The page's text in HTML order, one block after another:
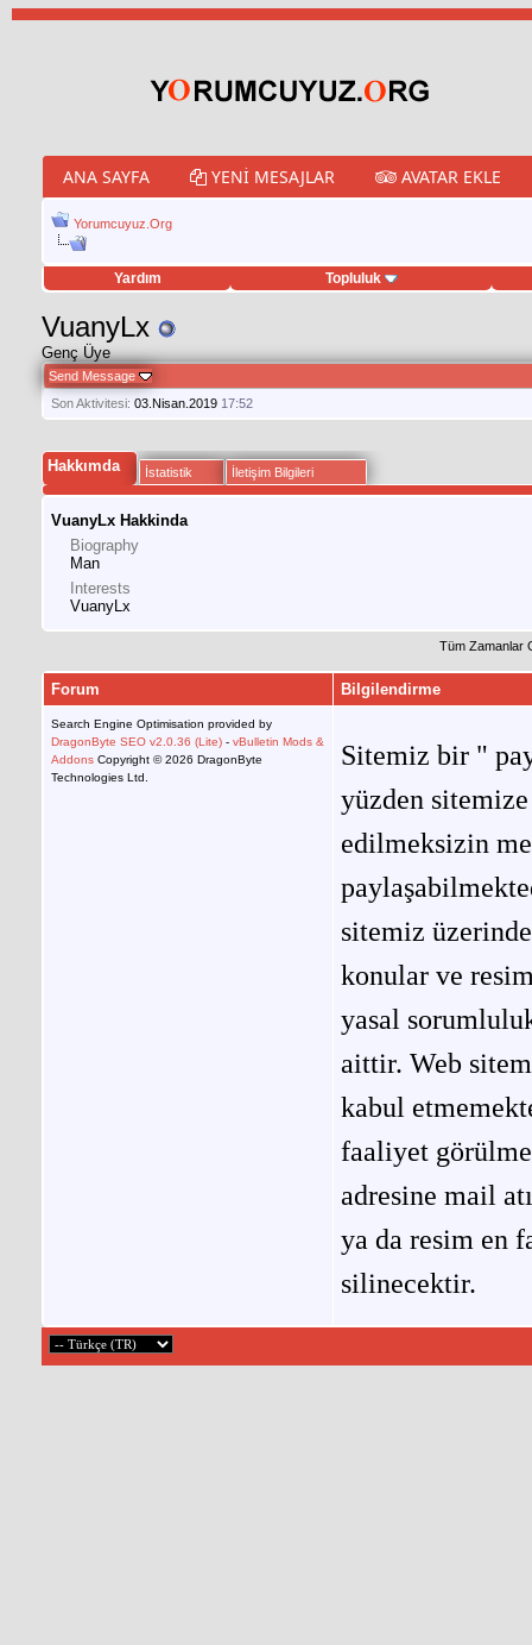
ANA SAYFA YENI MESAJLAR AVATAR EKLE
Yorumcuyuz.Org
Yardım Topluluk
hilesiVuanyLx
Genç Üye
Send Message
Son Aktivitesi: 03.Nisan.2019 17:52
Hakkımda İstatistik İletişim Bilgileri
VuanyLx Hakkinda
Biography
Man
Interests
VuanyLx
Tüm Zamanlar
Forum Bilgilendirme
Search Engine Optimisation provided by
DragonByte SEO v2.0.36 (Lite) - vBulletin Mods &
Addons Copyright © 2026 DragonByte
Technologies Ltd.
Sitemiz bir "
yüzden
edilmeksizin
sitemiz
konular ve
yasal
aittir. Web
kabul
faaliyet
adresine mail
ya da resim en
silinecektir.